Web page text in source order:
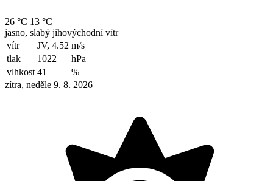
26 °C 13 °C
jasno, slabý jihovýchodní vítr
vítr
JV, 4.52 m/s
tlak
1022
hPa
vlhkost 41
%
zítra, neděle 9. 8. 2026